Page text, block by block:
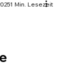
1 Min. Lesezeit